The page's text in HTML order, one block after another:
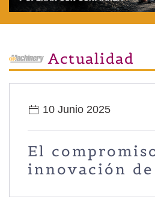
Actualidad
10 Junio 2025
El
innovación